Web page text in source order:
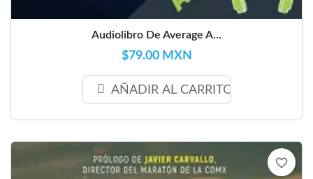
Audiolibro De Average A...
$79.00 MXN
AÑADIR AL CARRITO
favorite_border